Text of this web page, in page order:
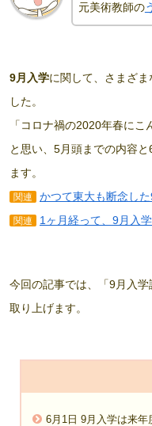
元美術教師の
9月入学に関して、さまざ
した。
「コロナ禍の2020年春に
と思い、5月頭までの内容
ます。
関連 かつて東大も断念し
関連 1ヶ月経って、9月入
今回の記事では、「9月入
取り上げます。
6月1日 9月入学は来年